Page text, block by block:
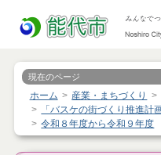
現在のページ
ホーム 産業・まちづくり
「バスケの街づくり推進計
令和８年度から令和９年度